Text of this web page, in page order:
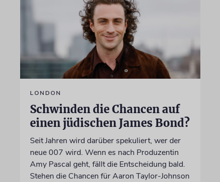
LONDON
Schwinden die Chancen auf
einen jüdischen James Bond?
Seit Jahren wird darüber spekuliert, wer der
neue 007 wird. Wenn es nach Produzentin
Amy Pascal geht, fällt die Entscheidung bald.
Stehen die Chancen für Aaron Taylor-Johnson